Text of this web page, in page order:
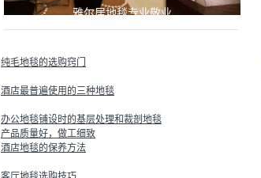
雅尔居地毯专业敬业
纯毛地毯的选购窍门
酒店最普遍使用的三种地毯
办公地毯铺设时的基层处理和裁剖地毯
产品质量好，做工细致
酒店地毯的保养方法